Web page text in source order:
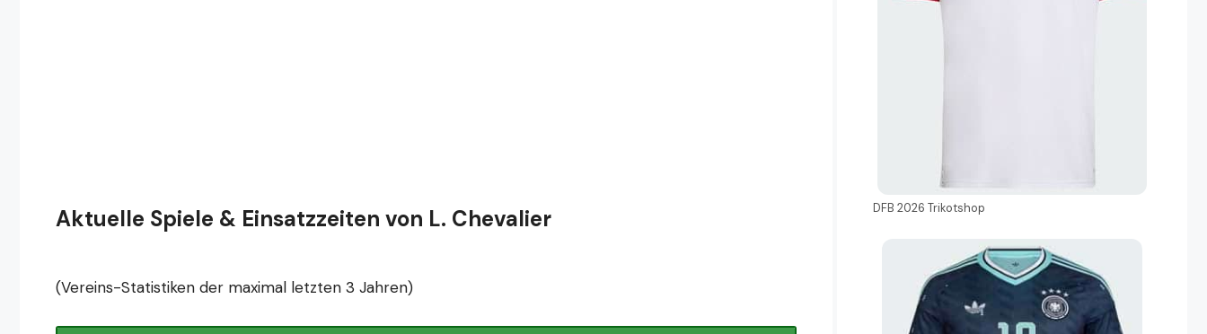
Aktuelle Spiele & Einsatzzeiten von L. Chevalier
(Vereins-Statistiken der maximal letzten 3 Jahren)
DFB 2026 Trikotshop